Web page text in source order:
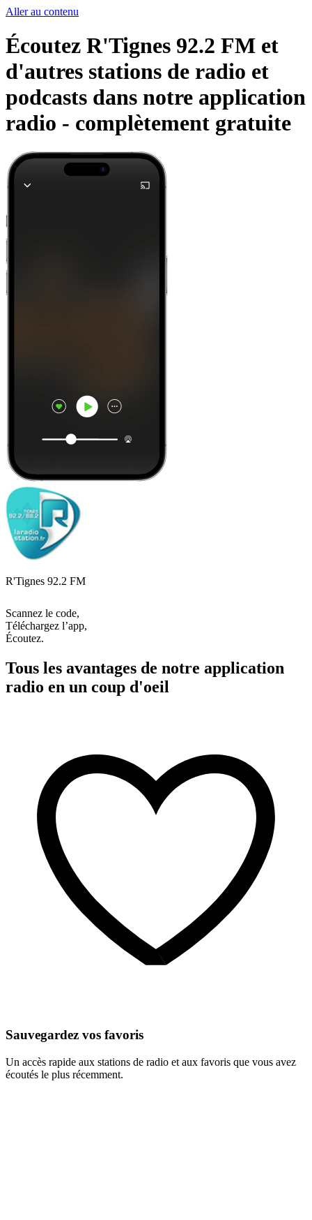
Aller au contenu
Écoutez R'Tignes 92.2 FM et
d'autres stations de radio et
podcasts dans notre application
radio - complètement gratuite
R'Tignes 92.2 FM
Scannez le code,
Téléchargez l’app,
Écoutez.
Tous les avantages de notre application
radio en un coup d'oeil
Sauvegardez vos favoris
Un accès rapide aux stations de radio et aux favoris que vous avez
écoutés le plus récemment.